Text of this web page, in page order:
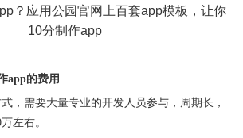
app的费用
，需要大量专业的开发人员参与，周期长，
左右。